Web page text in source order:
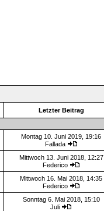
Letzter Beitrag
Montag 10. Juni 2019, 19:16
Fallada
Mittwoch 13. Juni 2018, 12:27
Federico
Mittwoch 16. Mai 2018, 14:35
Federico
Sonntag 6. Mai 2018, 15:10
Juli